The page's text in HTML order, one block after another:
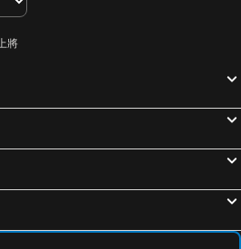
Hotel Skypark Myeongdong 2
Gyeongbokgung
Jongno
將